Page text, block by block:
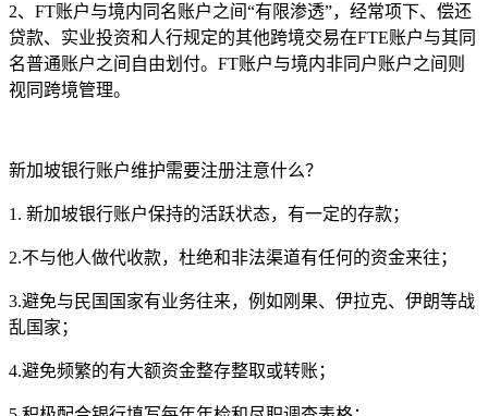
2、FT账户与境内同名账户之间“有限渗透”，经常项下、偿还
贷款、实业投资和人行规定的其他跨境交易在FTE账户与其同
名普通账户之间自由划付。FT账户与境内非同户账户之间则
视同跨境管理。
新加坡银行账户维护需要注册注意什么？
1. 新加坡银行账户保持的活跃状态，有一定的存款；
2.不与他人做代收款，杜绝和非法渠道有任何的资金来往；
3.避免与民国国家有业务往来，例如刚果、伊拉克、伊朗等战
乱国家；
4.避免频繁的有大额资金整存整取或转账；